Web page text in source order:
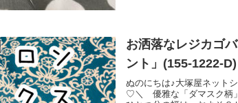
お洒落なレジカゴ
ント」(155-1222-D)
ぬのにちは♪大塚屋ネット
♡＼ 優雅な「ダマスク柄